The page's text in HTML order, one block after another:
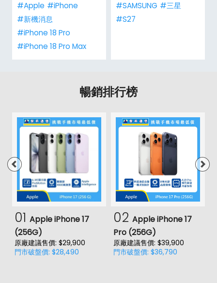
#Apple #iPhone
#新機消息
#iPhone 18 Pro
#iPhone 18 Pro Max
#SAMSUNG #三星
#S27
暢銷排行榜
01 Apple iPhone 17
(256G)
原廠建議售價: $29,900
門市破盤價: $28,490
02 Apple iPhone 17
Pro (256G)
原廠建議售價: $39,900
門市破盤價: $36,790